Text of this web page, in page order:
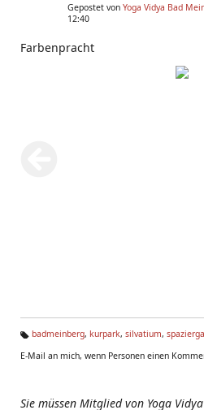
Gepostet von Yoga Vidya Bad
12:40
Farbenpracht
g
badmeinberg, kurpark, silvatium,
E-Mail an mich, wenn Personen einen
Sie müssen Mitglied von Yoga